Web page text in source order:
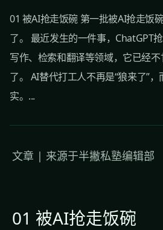
01 被AI抢走饭碗 第一批被AI抢走饭
了。 最近发生的一件事，ChatGPT
写作、检索和翻译等领域，它已经不
了。 AI替代打工人不再是“狼来了”
实。...
文章 | 来源于半撇私塾编辑部
01 被AI抢走饭碗